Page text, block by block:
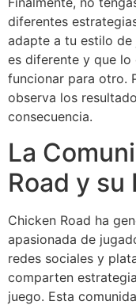
diferentes
adapte a tu estilo de
es diferente y que lo
funcionar para otro.
observa los
consecuencia.
La
Road y su
Chicken Road ha
apasionada de
redes sociales y
comparten
juego. Esta